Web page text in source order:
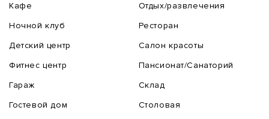
Кафе
Ночной клуб
Детский центр
Фитнес центр
Гараж
Гостевой дом
Отдых/развлечения
Ресторан
Салон красоты
Пансионат/Санаторий
Склад
Столовая